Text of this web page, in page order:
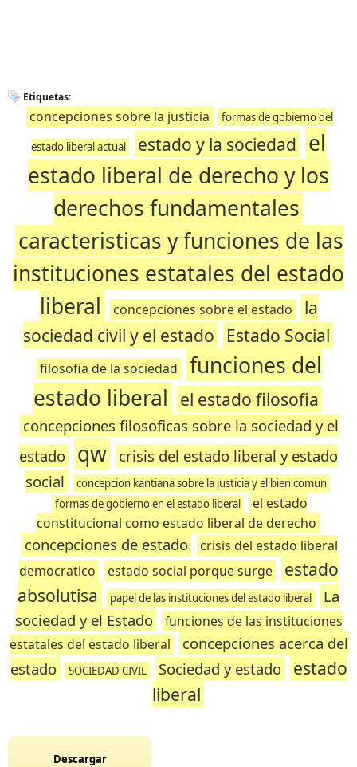
Etiquetas:
concepciones sobre la justicia formas de gobierno del
estado liberal actual estado y la sociedad el
estado liberal de derecho y los
derechos fundamentales
caracteristicas y funciones de las
instituciones estatales del estado
liberal
concepciones sobre el estado
la
sociedad civil y el estado
Estado Social
filosofia de la sociedad
funciones del
estado liberal
el estado filosofia
concepciones filosoficas sobre la sociedad y el
estado
qw
crisis del estado liberal y estado
social
concepcion kantiana sobre la justicia y el bien comun
formas de gobierno en el estado liberal
el estado
constitucional como estado liberal de derecho
concepciones de estado
crisis del estado liberal
democratico
estado social porque surge
estado
absolutisa
papel de las instituciones del estado liberal
La
sociedad y el Estado
funciones de las instituciones
estatales del estado liberal
concepciones acerca del
estado
SOCIEDAD CIVIL Sociedad y estado
estado
liberal
Descargar